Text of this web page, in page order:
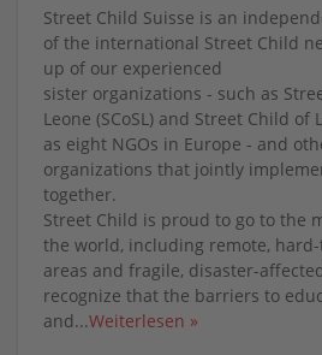
Street Child Suisse is an
of the international Street Child
up of our experienced
sister organizations - such as
Leone (SCoSL) and Street Child of
as eight NGOs in Europe - and
organizations that jointly
together.
Street Child is proud to go to the
the world, including remote,
areas and fragile, disaster-
recognize that the barriers to
and...Weiterlesen »